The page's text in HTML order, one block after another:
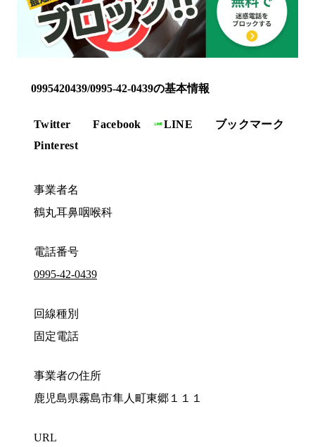
0995420439/0995-42-0439の基本情報
Twitter Facebook LINE
ブックマーク
Pinterest
事業者名
鶴丸耳鼻咽喉科
電話番号
0995-42-0439
回線種別
固定電話
事業者の住所
鹿児島県霧島市隼人町東郷１１１
URL